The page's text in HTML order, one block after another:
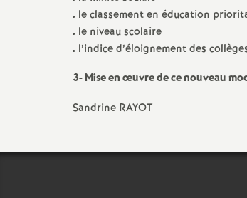
le classement en éducation
le niveau scolaire
l’indice d’éloignement des
3-Mise en œuvre de ce nouveau
Sandrine RAYOT